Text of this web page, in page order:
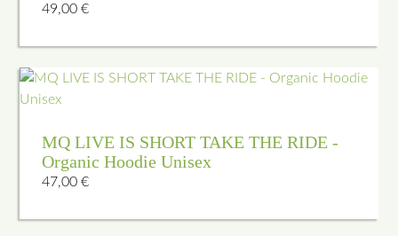
49,00€
MQ LIVE IS SHORT TAKE THE RIDE -
Organic Hoodie Unisex
47,00€